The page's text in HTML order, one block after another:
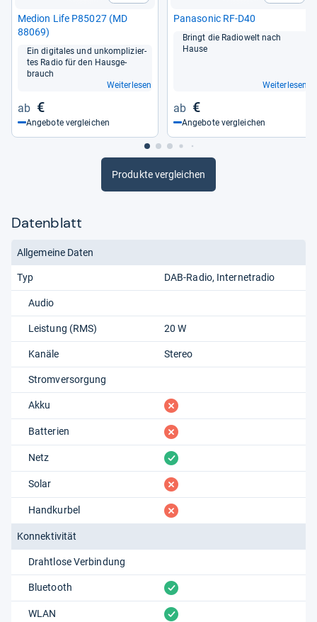
Medion Life P85027 (MD
88069)
Ein digi­ta­les und unkom­pli­zier­
tes Radio für den Haus­ge­
brauch
Weiterlesen
€
Angebote vergleichen
Pana­so­nic RF-​D40
Bringt die Radio­welt nach
Hause
Weiterlesen
€
Angebote vergleichen
Produkte vergleichen
Datenblatt
Allgemeine Daten
Typ DAB-Radio Internetradio
Audio
Leistung (RMS) 20 W
Kanäle Stereo
Stromversorgung
Akku fehlt
Batterien fehlt
Netz vorhanden
Solar fehlt
Handkurbel fehlt
Konnektivität
Drahtlose Verbindung
Bluetooth vorhanden
WLAN vorhanden